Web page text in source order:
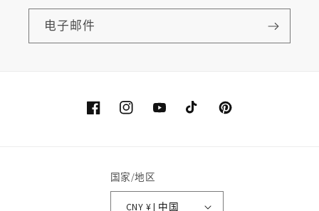
电子邮件
FacebookInstagramYouTubeTikTok Pinterest
国家/地区
CNY ¥ | 中国